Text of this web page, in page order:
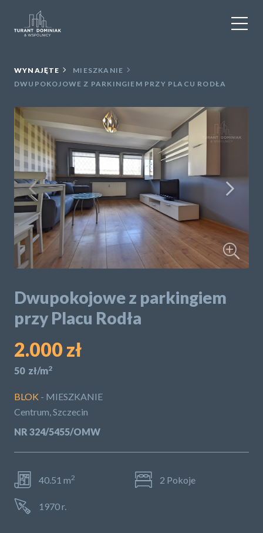
WYNAJEM
OBIEKTY KOMERCYJNE
DLA DEWELOPERÓW
USŁUGI DODATKOWE
O NAS
KONTAKT
WYNAJĘTE
MIESZKANIE
DWUPOKOJOWE Z PARKINGIEM PRZY PLACU RODŁA
Dwupokojowe z parkingiem
przy Placu Rodła
2.000 zł
50 zł/m2
BLOK - MIESZKANIE
Centrum, Szczecin
NR 324/5455/OMW
40.51 m2 2 Pokoje
1970 r.